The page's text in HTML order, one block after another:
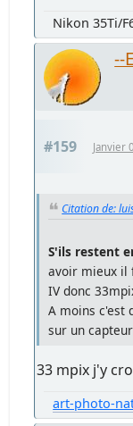
Nikon 35Ti/
--
#159 Janvier
Citation de:
S'ils restent
avoir mieux il
IV donc
A moins c'est
sur un capteur
33 mpix j'y
art-photo-